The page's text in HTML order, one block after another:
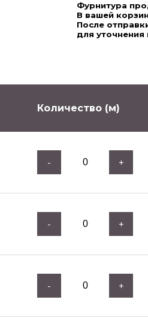
Фурнитура
В вашей
После
для уточнения
Количество (м)
- +
- +
- +